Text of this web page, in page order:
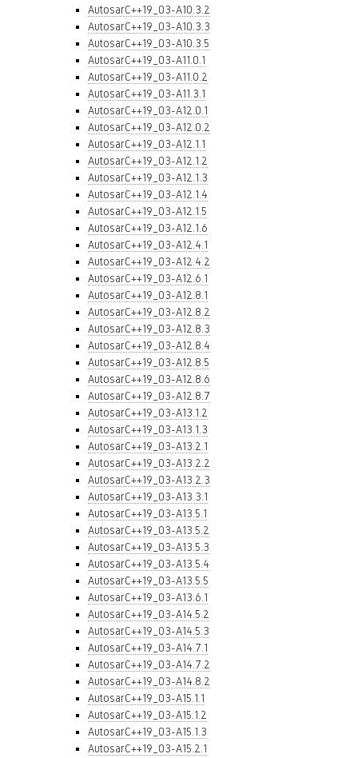
AutosarC++19_03-A10.3.2
AutosarC++19_03-A10.3.3
AutosarC++19_03-A10.3.5
AutosarC++19_03-A11.0.1
AutosarC++19_03-A11.0.2
AutosarC++19_03-A11.3.1
AutosarC++19_03-A12.0.1
AutosarC++19_03-A12.0.2
AutosarC++19_03-A12.1.1
AutosarC++19_03-A12.1.2
AutosarC++19_03-A12.1.3
AutosarC++19_03-A12.1.4
AutosarC++19_03-A12.1.5
AutosarC++19_03-A12.1.6
AutosarC++19_03-A12.4.1
AutosarC++19_03-A12.4.2
AutosarC++19_03-A12.6.1
AutosarC++19_03-A12.8.1
AutosarC++19_03-A12.8.2
AutosarC++19_03-A12.8.3
AutosarC++19_03-A12.8.4
AutosarC++19_03-A12.8.5
AutosarC++19_03-A12.8.6
AutosarC++19_03-A12.8.7
AutosarC++19_03-A13.1.2
AutosarC++19_03-A13.1.3
AutosarC++19_03-A13.2.1
AutosarC++19_03-A13.2.2
AutosarC++19_03-A13.2.3
AutosarC++19_03-A13.3.1
AutosarC++19_03-A13.5.1
AutosarC++19_03-A13.5.2
AutosarC++19_03-A13.5.3
AutosarC++19_03-A13.5.4
AutosarC++19_03-A13.5.5
AutosarC++19_03-A13.6.1
AutosarC++19_03-A14.5.2
AutosarC++19_03-A14.5.3
AutosarC++19_03-A14.7.1
AutosarC++19_03-A14.7.2
AutosarC++19_03-A14.8.2
AutosarC++19_03-A15.1.1
AutosarC++19_03-A15.1.2
AutosarC++19_03-A15.1.3
AutosarC++19_03-A15.2.1